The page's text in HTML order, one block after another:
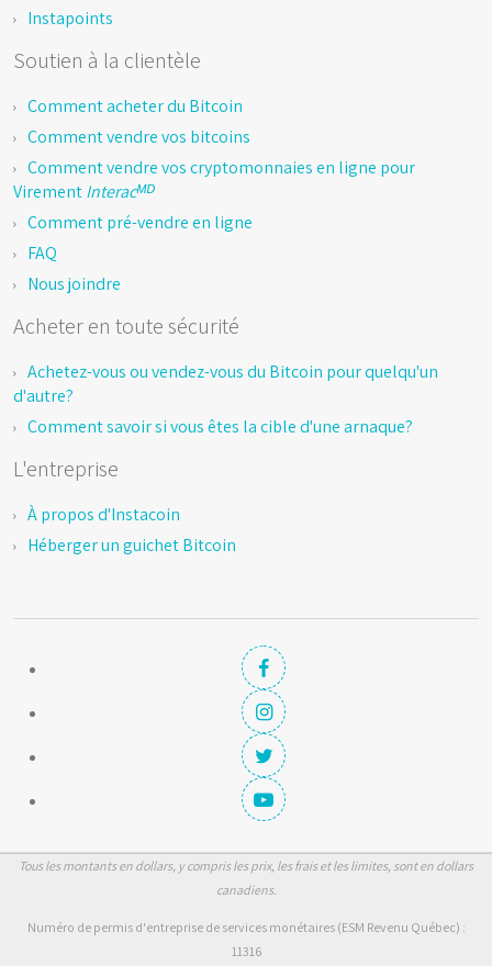
Instapoints
Soutien à la clientèle
Comment acheter du Bitcoin
Comment vendre vos bitcoins
Comment vendre vos cryptomonnaies en ligne pour
VirementInteracᴹᴰ
Comment pré-vendre en ligne
FAQ
Nous joindre
Acheter en toute sécurité
Achetez-vous ou vendez-vous du Bitcoin pour quelqu'un
d'autre?
Comment savoir si vous êtes la cible d'une arnaque?
L'entreprise
À propos d'Instacoin
Héberger un guichet Bitcoin
Tous les montants en dollars, y compris les prix, les frais et les limites, sont en dollars
canadiens.
Numéro de permis d'entreprise de services monétaires (ESM Revenu Québec) :
11316